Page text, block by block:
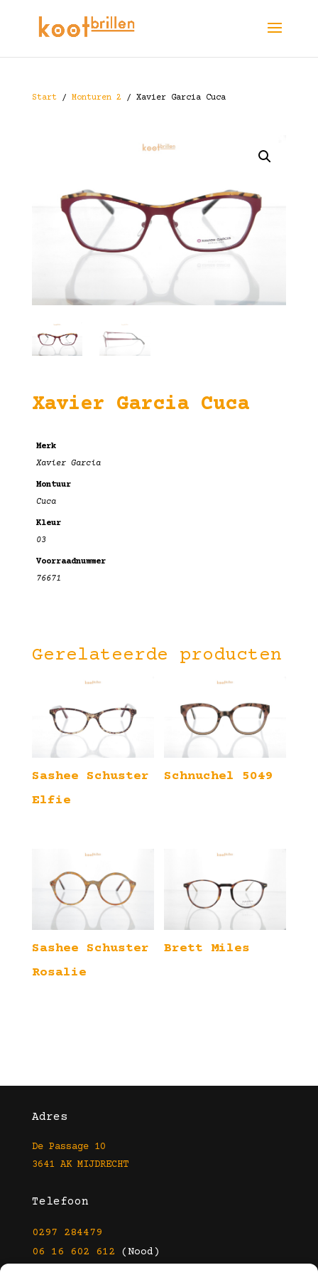
Start/ Monturen 2 / Xavier Garcia Cuca
Xavier Garcia Cuca
Merk
Xavier Garcia
Montuur
Cuca
Kleur
03
Voorraadnummer
76671
Gerelateerde producten
Sashee Schuster
Elfie
Schnuchel 5049
Sashee Schuster
Rosalie
Brett Miles
Adres
De Passage 10
3641 AK MIJDRECHT
Telefoon
0297 284479
06 16 602 612 (Nood)